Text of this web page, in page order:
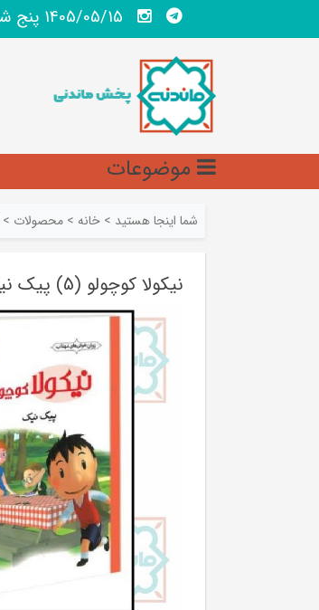
1405/05/15 پنج شنبه
موضوعات
شما اینجا هستید > خانه > محصولات >
نیکولا کوچولو (5) پیک نیک (چاپ تمام)